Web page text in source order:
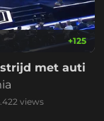
+125
met auti
views